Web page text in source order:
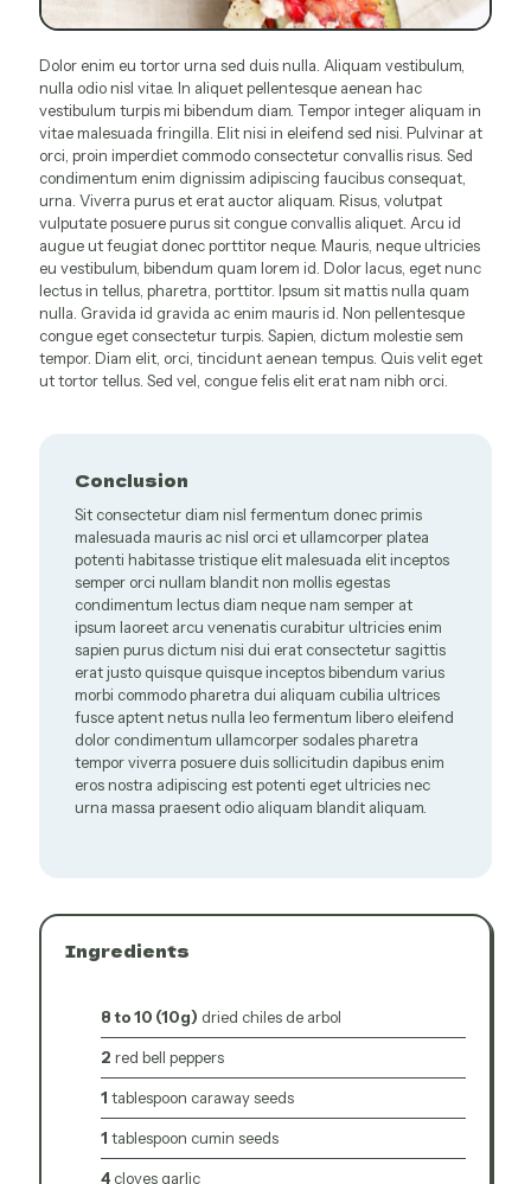
Dolor enim eu tortor urna sed duis nulla. Aliquam vestibulum,
nulla odio nisl vitae. In aliquet pellentesque aenean hac
vestibulum turpis mi bibendum diam. Tempor integer aliquam in
vitae malesuada fringilla. Elit nisi in eleifend sed nisi. Pulvinar at
orci, proin imperdiet commodo consectetur convallis risus. Sed
condimentum enim dignissim adipiscing faucibus consequat,
urna. Viverra purus et erat auctor aliquam. Risus, volutpat
vulputate posuere purus sit congue convallis aliquet. Arcu id
augue ut feugiat donec porttitor neque. Mauris, neque ultricies
eu vestibulum, bibendum quam lorem id. Dolor lacus, eget nunc
lectus in tellus, pharetra, porttitor. Ipsum sit mattis nulla quam
nulla. Gravida id gravida ac enim mauris id. Non pellentesque
congue eget consectetur turpis. Sapien, dictum molestie sem
tempor. Diam elit, orci, tincidunt aenean tempus. Quis velit eget
ut tortor tellus. Sed vel, congue felis elit erat nam nibh orci.
Conclusion
Sit consectetur diam nisl fermentum donec primis
malesuada mauris ac nisl orci et ullamcorper platea
potenti habitasse tristique elit malesuada elit inceptos
semper orci nullam blandit non mollis egestas
condimentum lectus diam neque nam semper at
ipsum laoreet arcu venenatis curabitur ultricies enim
sapien purus dictum nisi dui erat consectetur sagittis
erat justo quisque quisque inceptos bibendum varius
morbi commodo pharetra dui aliquam cubilia ultrices
fusce aptent netus nulla leo fermentum libero eleifend
dolor condimentum ullamcorper sodales pharetra
tempor viverra posuere duis sollicitudin dapibus enim
eros nostra adipiscing est potenti eget ultricies nec
urna massa praesent odio aliquam blandit aliquam.
Ingredients
8 to 10 (10g) dried chiles de arbol
2 red bell peppers
1 tablespoon caraway seeds
1 tablespoon cumin seeds
4 cloves garlic